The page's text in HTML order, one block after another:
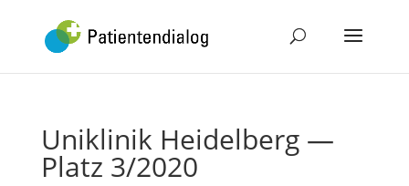
Uniklinik Heidelberg —
Platz 3/2020